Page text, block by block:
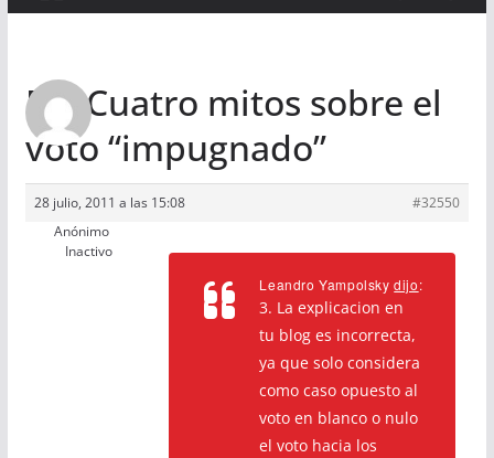
Re: Cuatro mitos sobre el
voto “impugnado”
28 julio, 2011 a las 15:08
#32550
Anónimo
Inactivo
Leandro Yampolskydijo:
3. La explicacion en
tu blog es incorrecta,
ya que solo considera
como caso opuesto al
voto en blanco o nulo
el voto hacia los